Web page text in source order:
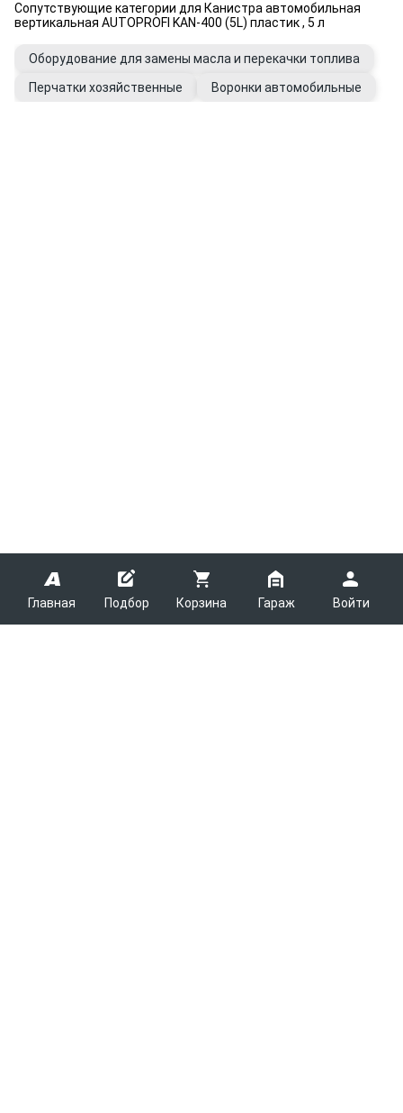
Главная Подбор Корзина Гараж Войти
Сопутствующие категории для Канистра автомобильная
вертикальная AUTOPROFI KAN-400 (5L) пластик , 5 л
Оборудование для замены масла и перекачки топлива
Перчатки хозяйственные
Воронки автомобильные